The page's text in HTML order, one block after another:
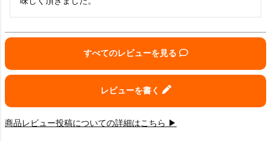
すべてのレビューを見る
レビューを書く
商品レビュー投稿についての詳細はこちら ▶